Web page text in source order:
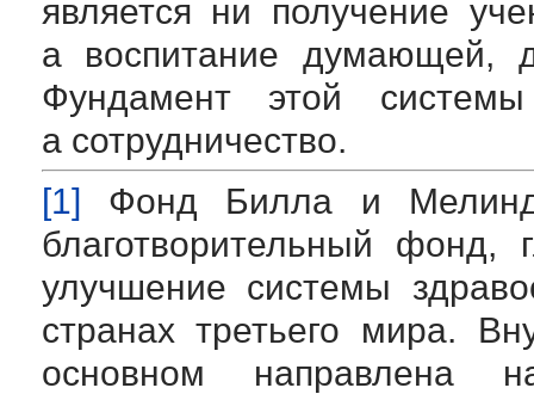
является ни получение
а воспитание думающей,
Фундамент этой
а сотрудничество.
[1] Фонд Билла и
благотворительный фонд,
улучшение системы
странах третьего мира.
основном направлена